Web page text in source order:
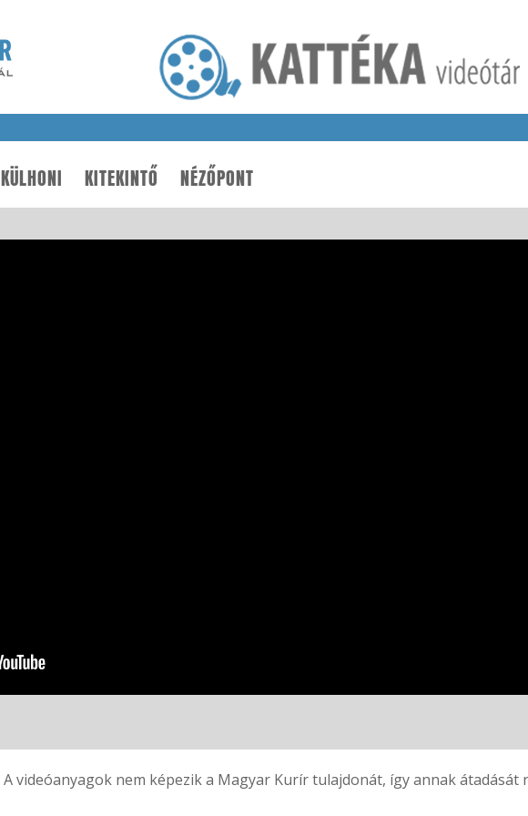
KÜLHONI KITEKINTŐ NÉZŐPONT
A videóanyagok nem képezik a Magyar Kurír tulajdonát, így annak átadását